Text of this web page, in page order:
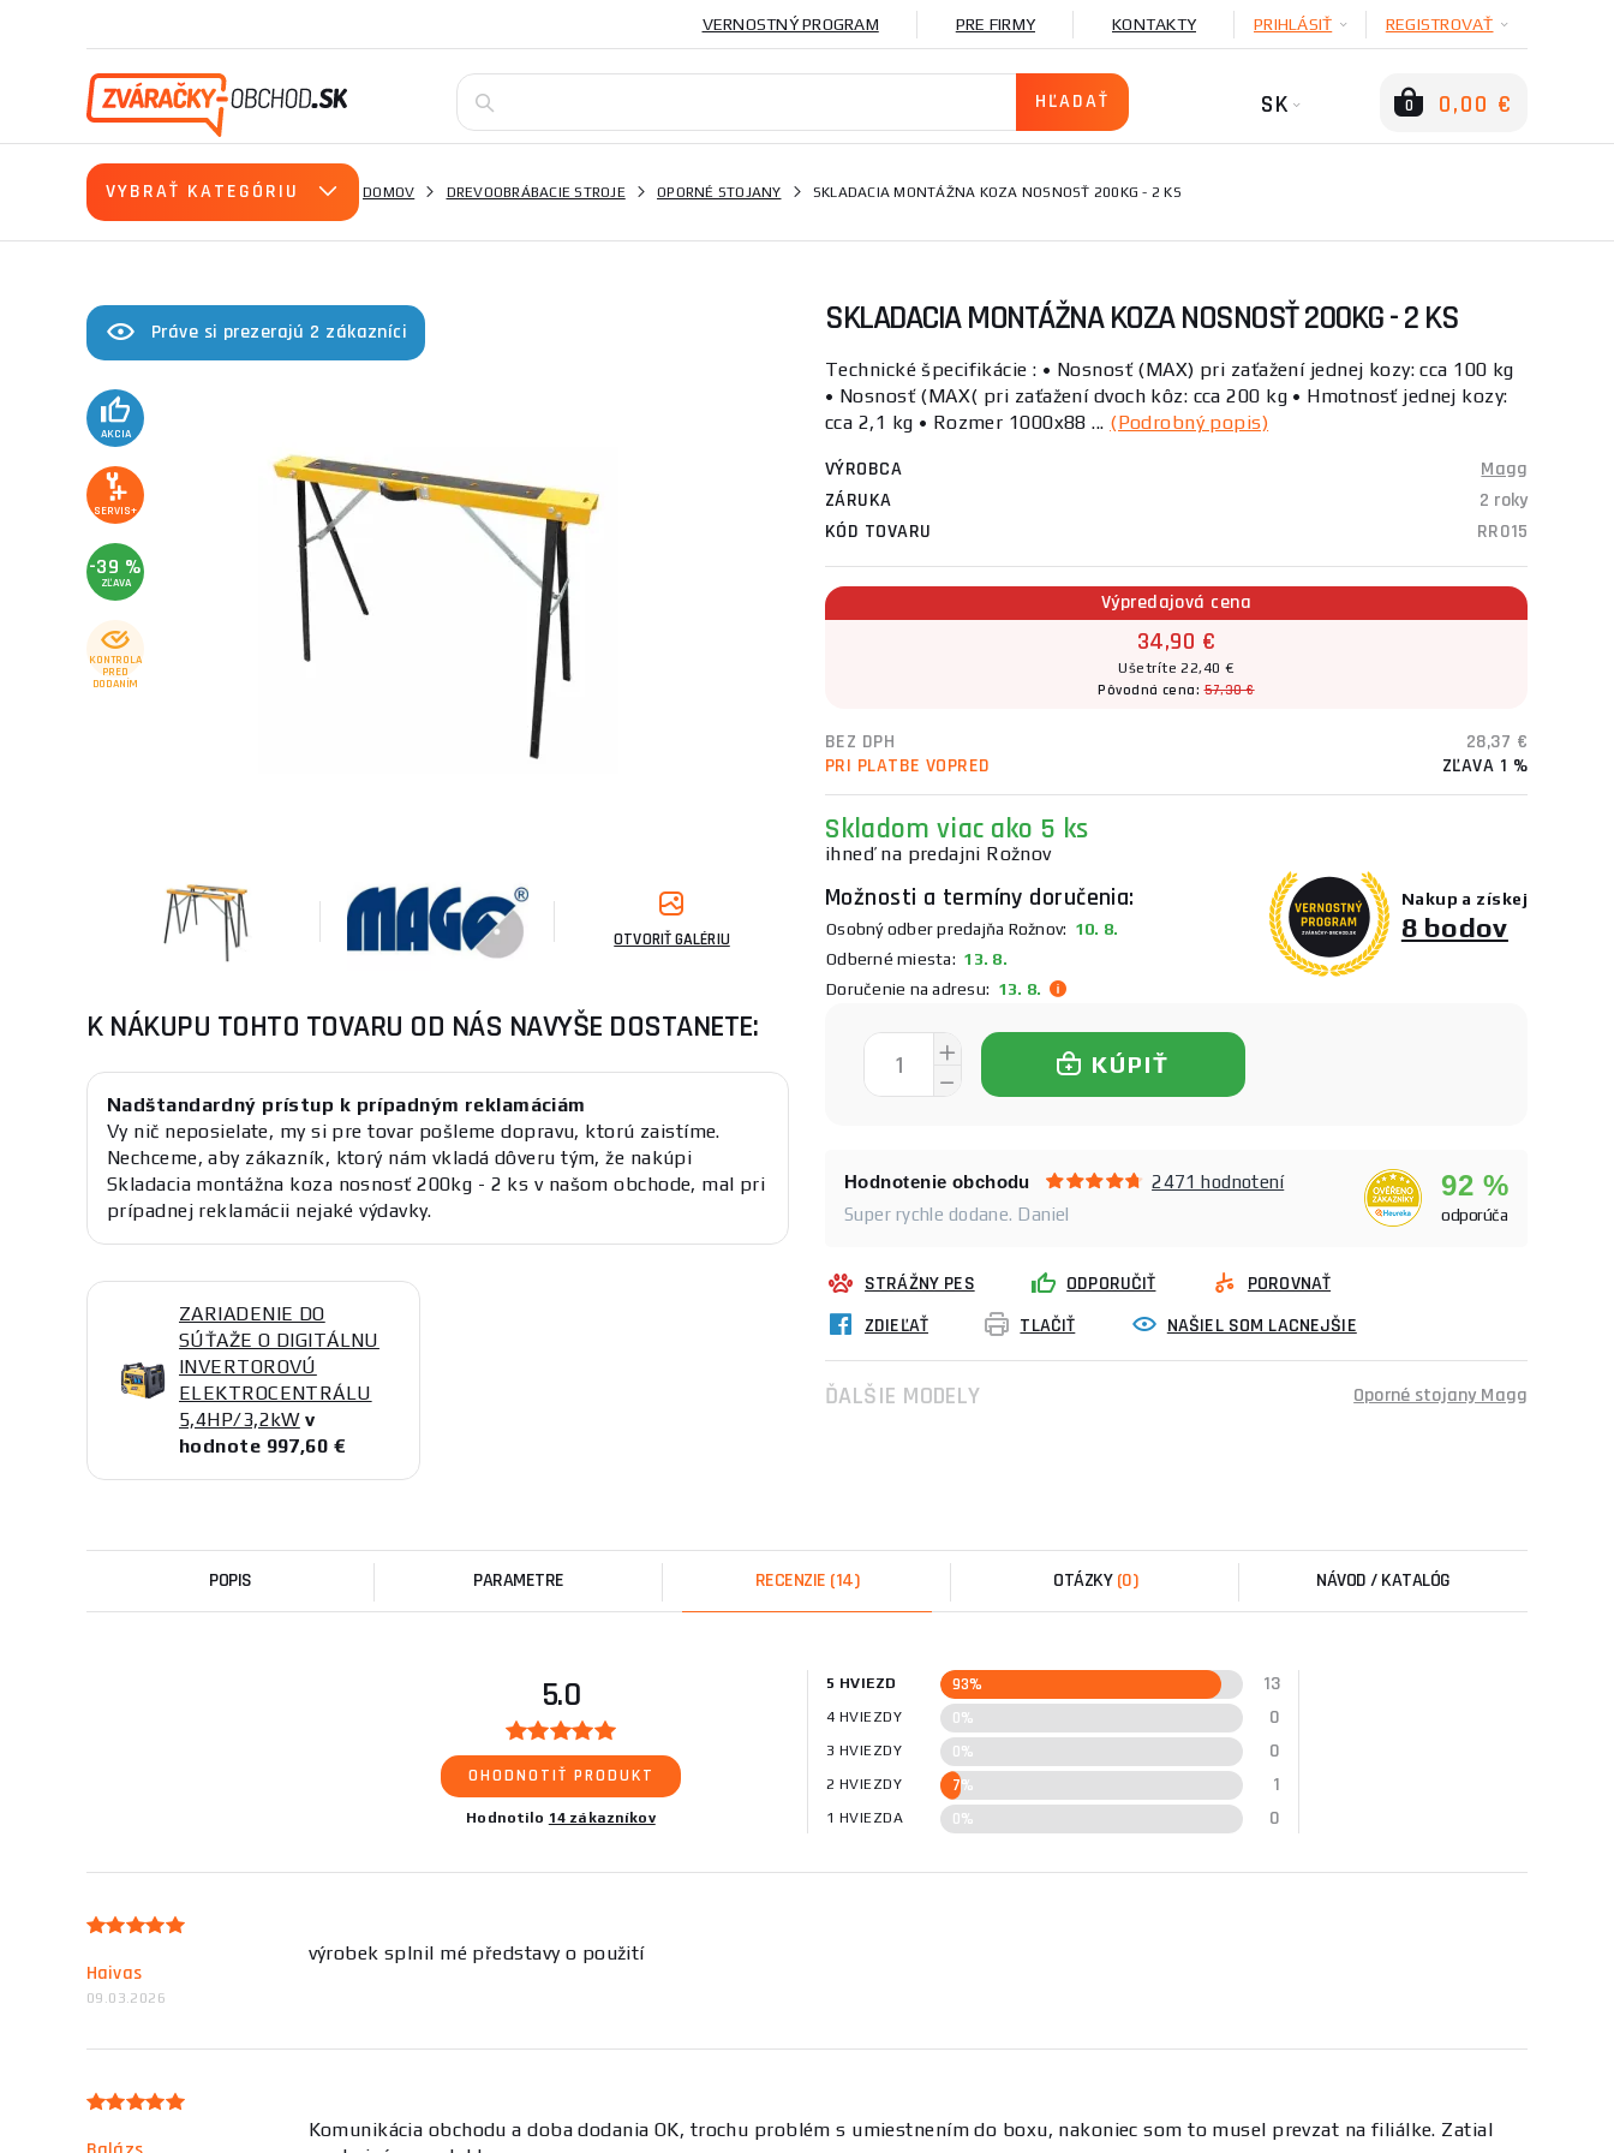
VERNOSTNÝ PROGRAM PRE FIRMY KONTAKTY PRIHLÁSIŤ REGISTROVAŤ
SK 0 0,00 €
VYBRAŤ KATEGÓRIU DOMOV DREVOOBRÁBACIE STROJE OPORNÉ STOJANY SKLADACIA MONTÁŽNA KOZA NOSNOSŤ 200KG - 2 KS
Práve si prezerajú 2 zákazníci
AKCIA
SERVIS+
-39 %
ZĽAVA
KONTROLA
PRED
DODANÍM
OTVORIŤ GALÉRIU
K NÁKUPU TOHTO TOVARU OD NÁS NAVYŠE DOSTANETE:
Nadštandardný prístup k prípadným reklamáciám
Vy nič neposielate, my si pre tovar pošleme dopravu, ktorú zaistíme.
Nechceme, aby zákazník, ktorý nám vkladá dôveru tým, že nakúpi
Skladacia montážna koza nosnosť 200kg - 2 ks v našom obchode, mal pri
prípadnej reklamácii nejaké výdavky.
ZARIADENIE DO
SÚŤAŽE O DIGITÁLNU
INVERTOROVÚ
ELEKTROCENTRÁLU
5,4HP/3,2kW v
hodnote 997,60 €
SKLADACIA MONTÁŽNA KOZA NOSNOSŤ 200KG - 2 KS
Technické špecifikácie : • Nosnosť (MAX) pri zaťažení jednej kozy: cca 100 kg
• Nosnosť (MAX( pri zaťažení dvoch kôz: cca 200 kg • Hmotnosť jednej kozy:
cca 2,1 kg • Rozmer 1000x88 ... (Podrobný popis)
VÝROBCA
Magg
ZÁRUKA
2 roky
KÓD TOVARU
RR015
Výpredajová cena
34,90 €
Ušetríte 22,40 €
Pôvodná cena:57,30 €
BEZ DPH
28,37 €
PRI PLATBE VOPRED
ZĽAVA 1 %
Skladom viac ako 5 ks
ihneď na predajni Rožnov
Možnosti a termíny doručenia:
Osobný odber predajňa Rožnov: 10. 8.
Odberné miesta: 13. 8.
Doručenie na adresu: 13. 8.
Nakup a získej
8 bodov
KÚPIŤ
Hodnotenie obchodu
2471 hodnotení
Super rychle dodane. Daniel
92 %
odporúča
STRÁŽNY PES ODPORUČIŤ
POROVNAŤ
ZDIEĽAŤ
TLAČIŤ NAŠIEL SOM LACNEJŠIE
ĎALŠIE MODELY Oporné stojany Magg
POPIS PARAMETRE RECENZIE (14) OTÁZKY (0) NÁVOD / KATALÓG
5.0
OHODNOTIŤ PRODUKT
Hodnotilo 14 zákazníkov
5 HVIEZD 93% 13
4 HVIEZDY 0% 0
3 HVIEZDY 0% 0
2 HVIEZDY 7% 1
1 HVIEZDA 0% 0
Haivas
09.03.2026
výrobek splnil mé představy o použití
Komunikácia obchodu a doba dodania OK, trochu problém s umiestnením do boxu, nakoniec som to musel prevzat na filiálke. Zatial